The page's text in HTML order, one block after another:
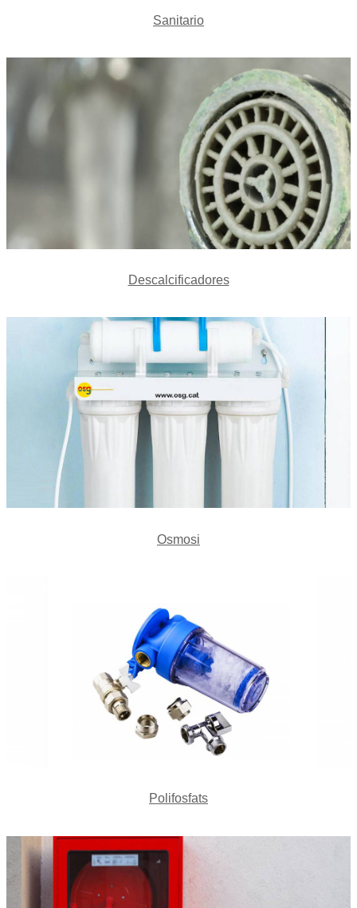
Sanitario
Descalcificadores
Osmosi
Polifosfats